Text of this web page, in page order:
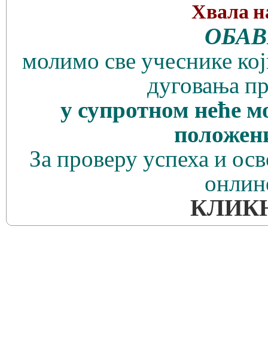
Хвала
молимо све учеснике
дуговања
у супротном неће
За проверу успеха и